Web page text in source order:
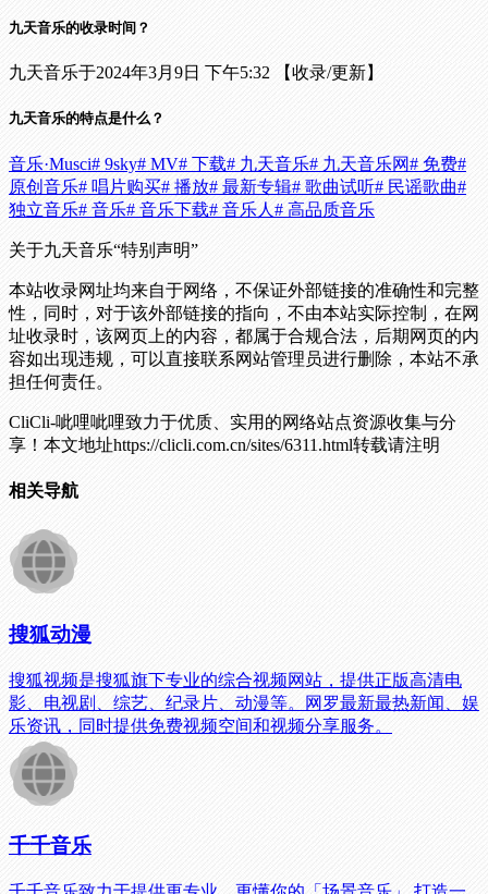
九天音乐的收录时间？
九天音乐于2024年3月9日 下午5:32 【收录/更新】
九天音乐的特点是什么？
音乐·Musci# 9sky# MV# 下载# 九天音乐# 九天音乐网# 免费#
原创音乐# 唱片购买# 播放# 最新专辑# 歌曲试听# 民谣歌曲#
独立音乐# 音乐# 音乐下载# 音乐人 # 高品质音乐
关于九天音乐“特别声明”
本站收录网址均来自于网络，不保证外部链接的准确性和完整
性，同时，对于该外部链接的指向，不由本站实际控制，在网
址收录时，该网页上的内容，都属于合规合法，后期网页的内
容如出现违规，可以直接联系网站管理员进行删除，本站不承
担任何责任。
CliCli-呲哩呲哩致力于优质、实用的网络站点资源收集与分
享！ 本文地址https://clicli.com.cn/sites/6311.html转载请注明
相关导航
搜狐动漫
搜狐视频是搜狐旗下专业的综合视频网站，提供正版高清电
影、电视剧、综艺、纪录片、动漫等。网罗最新最热新闻、娱
乐资讯，同时提供免费视频空间和视频分享服务。
千千音乐